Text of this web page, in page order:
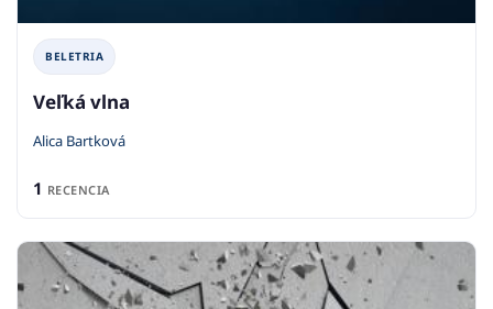
BELETRIA
Veľká vlna
Alica Bartková
1 RECENCIA